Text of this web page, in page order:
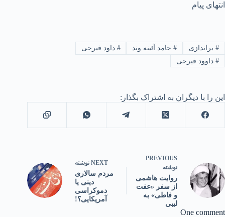
انتهای پیام
#براندازی #حامد آئینه وند # داود فیرحی
#داوود فیرحی
این را با دیگران به اشتراک بگذار:
PREVIOUS
نوشته
روایت هاشمی
از سفر «عفت
و فاطی» به
لیبی
NEXT نوشته
مردم سالاری
دینی یا
دموکراسی
آمریکایی؟!
One comment